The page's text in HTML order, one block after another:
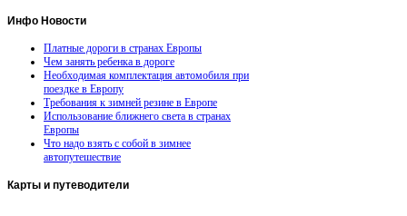
Инфо Новости
Платные дороги в странах Европы
Чем занять ребенка в дороге
Необходимая комплектация автомобиля при
поездке в Европу
Требования к зимней резине в Европе
Использование ближнего света в странах
Европы
Что надо взять с собой в зимнее
автопутешествие
Карты и путеводители